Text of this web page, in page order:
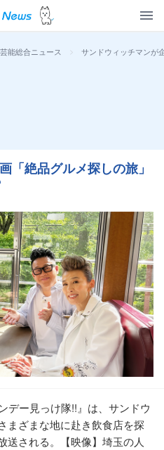
芸能総合ニュース > サンドウィッチマンが
「絶品グルメ探しの旅」
デー見っけ隊!!』は、サンドウ
まざまな地に赴き飲食店を探
送される。【映像】埼玉の人